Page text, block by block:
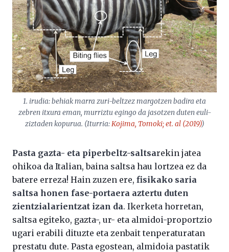
1. irudia: behiak marra zuri-beltzez margotzen badira eta
zebren itxura eman, murriztu egingo da jasotzen duten euli-
ziztaden kopurua. (Iturria:Kojima, Tomoki;et. al(2019))
Pasta gazta- eta piperbeltz-saltsarekin jatea
ohikoa da Italian, baina saltsa hau lortzea ez da
batere erreza! Hain zuzen ere, fisikako saria
saltsa honen fase-portaera aztertu duten
zientzialarientzat izan da. Ikerketa horretan,
saltsa egiteko, gazta-, ur- eta almidoi-proportzio
ugari erabili dituzte eta zenbait tenperaturatan
prestatu dute. Pasta egostean, almidoia pastatik